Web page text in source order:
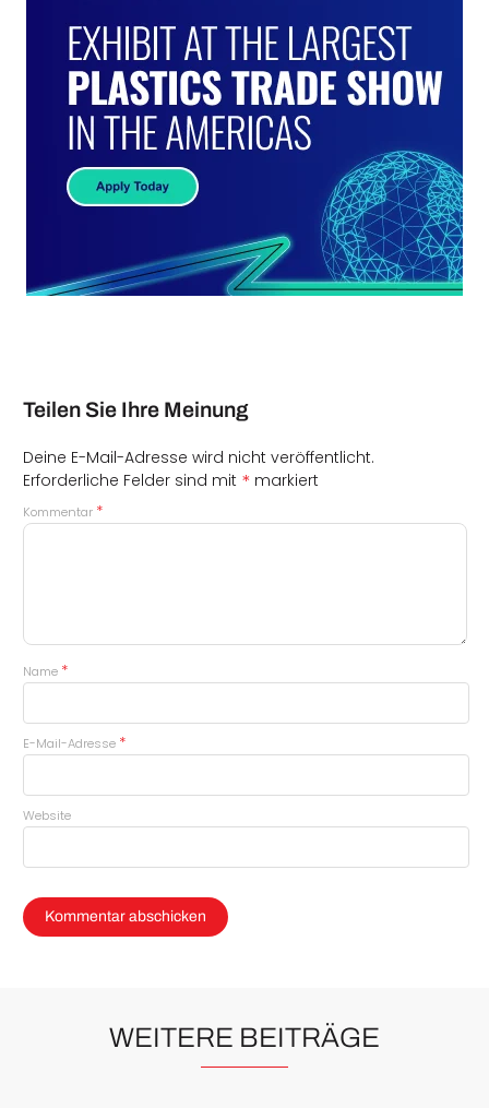
Teilen Sie Ihre Meinung
Deine E-Mail-Adresse wird nicht veröffentlicht.
Erforderliche Felder sind mit * markiert
Kommentar *
Name *
E-Mail-Adresse *
Website
WEITERE BEITRÄGE